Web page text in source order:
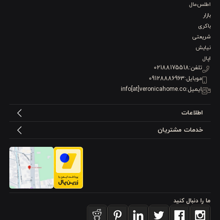
شما را می‌پوشاند.
حوله روی بدن را فراهم می‌کند. این طراحی نه تنها از سرما و رطوبت
محافظت می‌کند، بلکه حس راحتی و امنیت را هنگام استفاده ایجاد
می‌کند. برای استفاده بعد از حمام یا استخر، این ویژگی باعث می‌شود
شما بدون نگرانی از خیس شدن لباس یا احساس سرما، از پوشیدن
۳. حاشیه گلدوزی شیک و لوکس
حاشیه‌های گلدوزی شدهدر یقه،
دور آستین و بخش جلویی است. این جزئیات تزئینی به حوله جلوه‌ای
می‌بخشد و باعث می‌شود حتی در محیط خانه نیز ظاهری
لوکس و مرتب داشته باشید. گلدوزی با کیفیت بالا، دوام و مقاومت در
برابر شست‌وشو را تضمین می‌کند و باعث می‌شود حوله سال‌ها زیبایی
اطلس‌مال
بازار
باکری
شریعتی
نیایش
اپال
تلفن:02188175518
موبایل:09128886963
ایمیل:info[at]veronicahome.co
اطلاعات
خدمات مشتریان
ما را دنبال کنید